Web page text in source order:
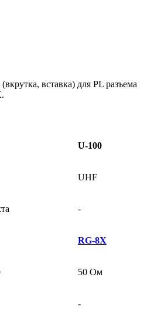
вставка) для PL разъема
U-100
UHF
-
RG-8X
50 Ом
-